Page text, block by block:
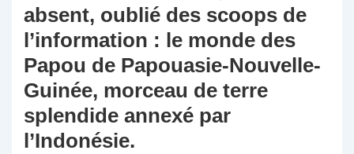
absent, oublié des scoops de
l’information : le monde des
Papou de Papouasie-Nouvelle-
Guinée, morceau de terre
splendide annexé par
l’Indonésie.